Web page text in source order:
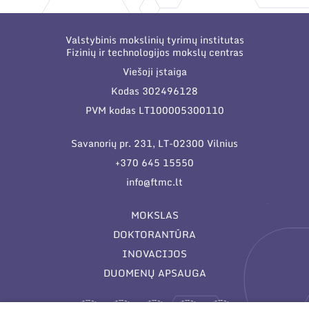
organizacijose bei asociacijose
Valstybinis mokslinių tyrimų institutas
Fizinių ir technologijos mokslų centras
Viešoji įstaiga
Kodas 302496128
PVM kodas LT100005300110
Savanorių pr. 231, LT-02300 Vilnius
+370 645 15550
info@ftmc.lt
MOKSLAS
DOKTORANTŪRA
INOVACIJOS
DUOMENŲ APSAUGA